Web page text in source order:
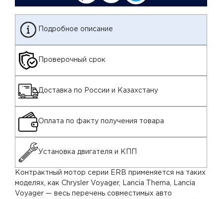
Подробное описание
Проверочный срок
Доставка по России и Казахстану
Оплата по факту получения товара
Установка двигателя и КПП
Контрактный мотор серии ERB применяется на таких
моделях, как Chrysler Voyager, Lancia Thema, Lancia
Voyager — весь перечень совместимых авто